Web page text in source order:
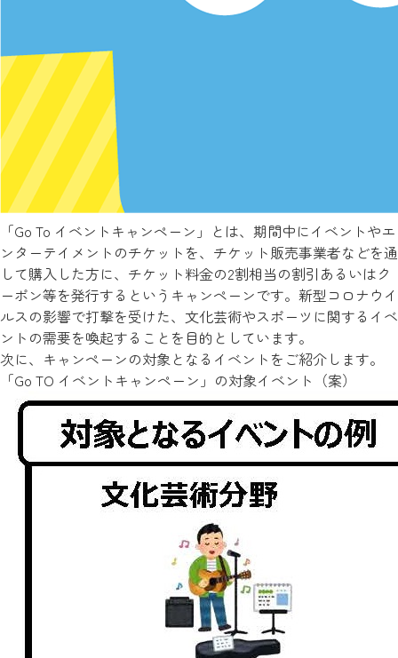
「Go To イベントキャンペーン」とは、期間中にイベントやエ
ンターテイメントのチケットを、チケット販売事業者などを通
して購入した方に、チケット料金の2割相当の割引あるいはク
ーポン等を発行するというキャンペーンです。新型コロナウイ
ルスの影響で打撃を受けた、文化芸術やスポーツに関するイベ
ントの需要を喚起することを目的としています。
次に、キャンペーンの対象となるイベントをご紹介します。
「Go TO イベントキャンペーン」の対象イベント（案）